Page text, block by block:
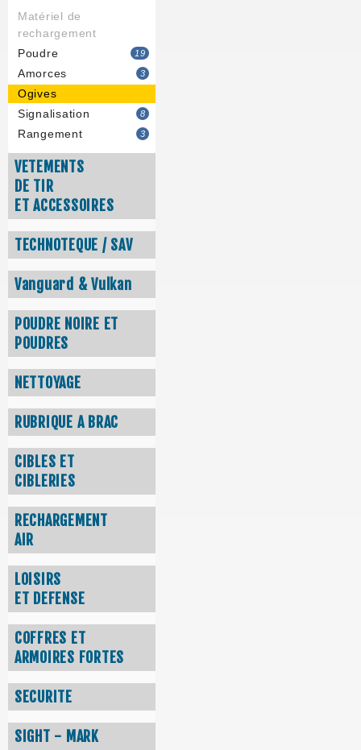
Matériel de
rechargement
Poudre
19
Amorces 3
Ogives
Signalisation
8
Rangement 3
VETEMENTS
DE TIR
ET ACCESSOIRES
TECHNOTEQUE / SAV
Vanguard & Vulkan
POUDRE NOIRE ET
POUDRES
NETTOYAGE
RUBRIQUE A BRAC
CIBLES ET
CIBLERIES
RECHARGEMENT
AIR
LOISIRS
ET DEFENSE
COFFRES ET
ARMOIRES FORTES
SECURITE
SIGHT - MARK